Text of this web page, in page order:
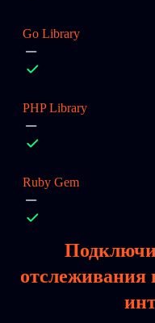
Go Library
PHP Library
Ruby Gem
отслеживания